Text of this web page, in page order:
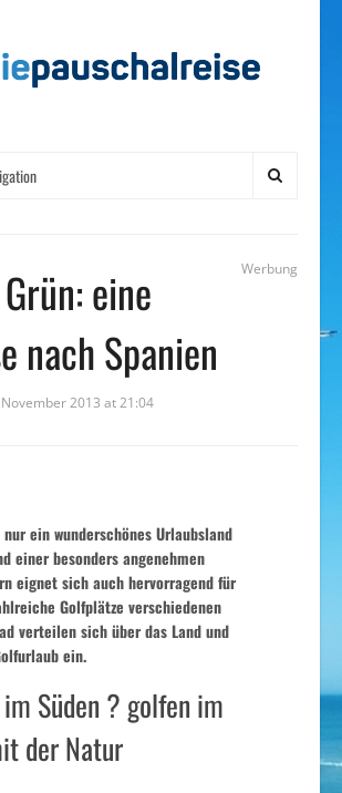
eine
nach Spanien
Werbung
2013 at 21:04
ein wunderschönes Ur­laubsland
einer be­son­ders ange­nehm­en
eignet sich auch her­vor­ragend für
Golfplätze verschie­den­en
verteilen sich über das Land und
ein.
Süden ? golfen im
der Natur